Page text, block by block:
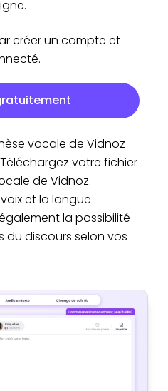
créer un compte et
vocale de Vidnoz
votre fichier
de Vidnoz.
et la langue
la possibilité
du discours selon vos